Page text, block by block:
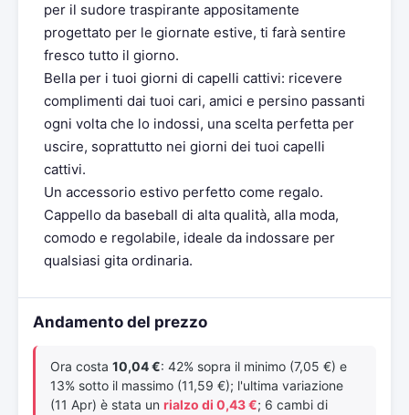
per il sudore traspirante appositamente
progettato per le giornate estive, ti farà sentire
fresco tutto il giorno.
Bella per i tuoi giorni di capelli cattivi: ricevere
complimenti dai tuoi cari, amici e persino passanti
ogni volta che lo indossi, una scelta perfetta per
uscire, soprattutto nei giorni dei tuoi capelli
cattivi.
Un accessorio estivo perfetto come regalo.
Cappello da baseball di alta qualità, alla moda,
comodo e regolabile, ideale da indossare per
qualsiasi gita ordinaria.
Andamento del prezzo
Ora costa 10,04 €: 42% sopra il minimo (7,05 €) e
13% sotto il massimo (11,59 €); l'ultima variazione
(11 Apr) è stata un rialzo di 0,43 €; 6 cambi di